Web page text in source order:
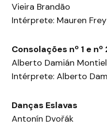
Vieira Brandão
Intérprete: Mauren Frey
Consolações nº 1 e nº
Alberto Damián Montiel
Intérprete: Alberto
Danças Eslavas
Antonín Dvořák